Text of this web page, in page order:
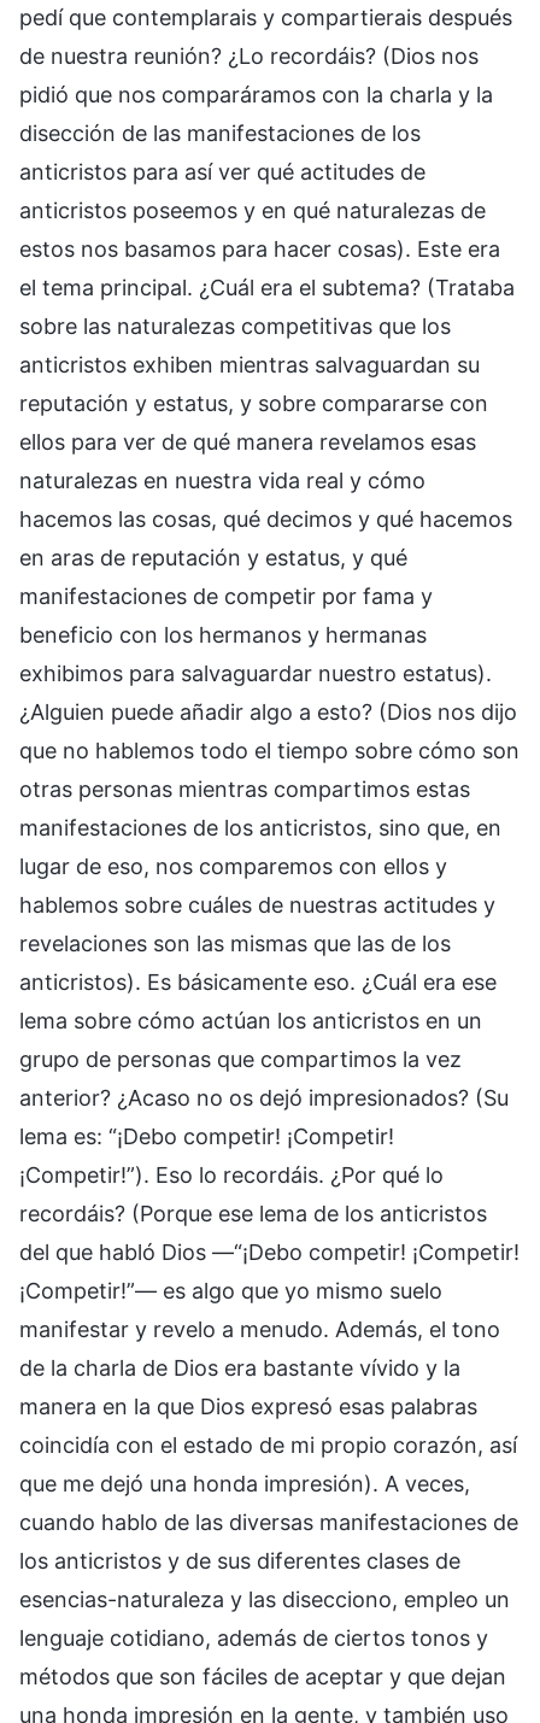
pedí que contemplarais y compartierais después
de nuestra reunión? ¿Lo recordáis? (Dios nos
pidió que nos comparáramos con la charla y la
disección de las manifestaciones de los
anticristos para así ver qué actitudes de
anticristos poseemos y en qué naturalezas de
estos nos basamos para hacer cosas). Este era
el tema principal. ¿Cuál era el subtema? (Trataba
sobre las naturalezas competitivas que los
anticristos exhiben mientras salvaguardan su
reputación y estatus, y sobre compararse con
ellos para ver de qué manera revelamos esas
naturalezas en nuestra vida real y cómo
hacemos las cosas, qué decimos y qué hacemos
en aras de reputación y estatus, y qué
manifestaciones de competir por fama y
beneficio con los hermanos y hermanas
exhibimos para salvaguardar nuestro estatus).
¿Alguien puede añadir algo a esto? (Dios nos dijo
que no hablemos todo el tiempo sobre cómo son
otras personas mientras compartimos estas
manifestaciones de los anticristos, sino que, en
lugar de eso, nos comparemos con ellos y
hablemos sobre cuáles de nuestras actitudes y
revelaciones son las mismas que las de los
anticristos). Es básicamente eso. ¿Cuál era ese
lema sobre cómo actúan los anticristos en un
grupo de personas que compartimos la vez
anterior? ¿Acaso no os dejó impresionados? (Su
lema es: “¡Debo competir! ¡Competir!
¡Competir!”). Eso lo recordáis. ¿Por qué lo
recordáis? (Porque ese lema de los anticristos
del que habló Dios —“¡Debo competir! ¡Competir!
¡Competir!”— es algo que yo mismo suelo
manifestar y revelo a menudo. Además, el tono
de la charla de Dios era bastante vívido y la
manera en la que Dios expresó esas palabras
coincidía con el estado de mi propio corazón, así
que me dejó una honda impresión). A veces,
cuando hablo de las diversas manifestaciones de
los anticristos y de sus diferentes clases de
esencias-naturaleza y las disecciono, empleo un
lenguaje cotidiano, además de ciertos tonos y
métodos que son fáciles de aceptar y que dejan
una honda impresión en la gente, y también uso